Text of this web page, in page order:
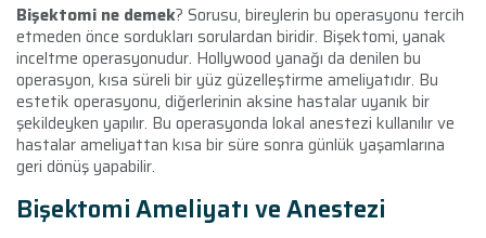
Bişektomi ne demek? Sorusu, bireylerin bu operasyonu tercih
etmeden önce sordukları sorulardan biridir. Bişektomi, yanak
inceltme operasyonudur. Hollywood yanağı da denilen bu
operasyon, kısa süreli bir yüz güzelleştirme ameliyatıdır. Bu
estetik operasyonu, diğerlerinin aksine hastalar uyanık bir
şekildeyken yapılır. Bu operasyonda lokal anestezi kullanılır ve
hastalar ameliyattan kısa bir süre sonra günlük yaşamlarına
geri dönüş yapabilir.
Bişektomi Ameliyatı ve Anestezi